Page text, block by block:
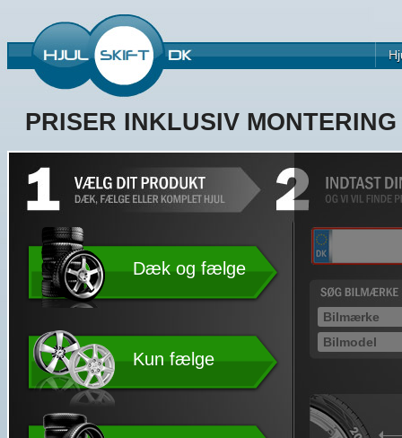
PRISER INKLUSIV
Dæk og fælge
Kun fælge